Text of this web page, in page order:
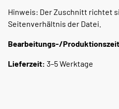
Hinweis: Der Zuschnitt richtet
Seitenverhältnis der Datei.
Bearbeitungs-/
Lieferzeit: 3–5 Werktage